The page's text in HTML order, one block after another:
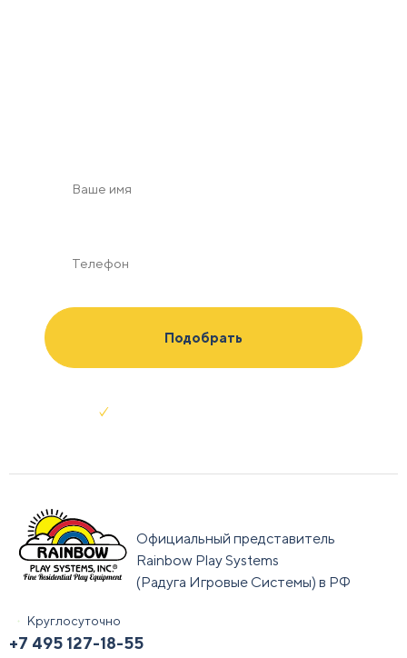
Официальный представитель
Rainbow Play Systems
(Радуга Игровые Системы) в РФ
Круглосуточно
+7 495 127-18-55